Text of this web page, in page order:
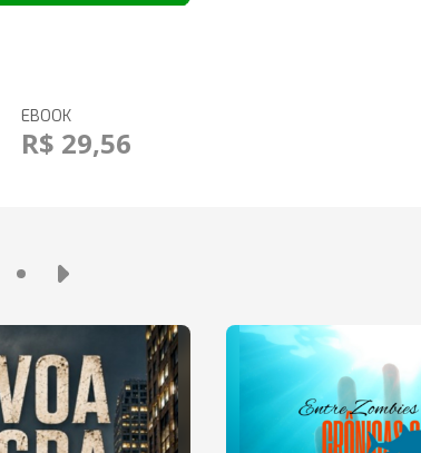
EBOOK
R$ 29,56